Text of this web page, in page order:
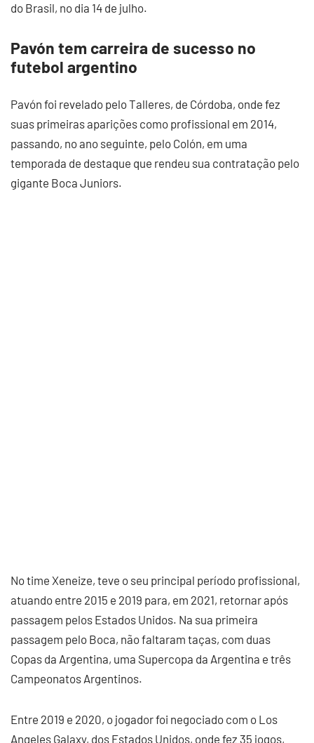
do Brasil, no dia 14 de julho.
Pavón tem carreira de sucesso no
futebol argentino
Pavón foi revelado pelo Talleres, de Córdoba, onde fez
suas primeiras aparições como profissional em 2014,
passando, no ano seguinte, pelo Colón, em uma
temporada de destaque que rendeu sua contratação pelo
gigante Boca Juniors.
No time Xeneize, teve o seu principal período profissional,
atuando entre 2015 e 2019 para, em 2021, retornar após
passagem pelos Estados Unidos. Na sua primeira
passagem pelo Boca, não faltaram taças, com duas
Copas da Argentina, uma Supercopa da Argentina e três
Campeonatos Argentinos.
Entre 2019 e 2020, o jogador foi negociado com o Los
Angeles Galaxy, dos Estados Unidos, onde fez 35 jogos,